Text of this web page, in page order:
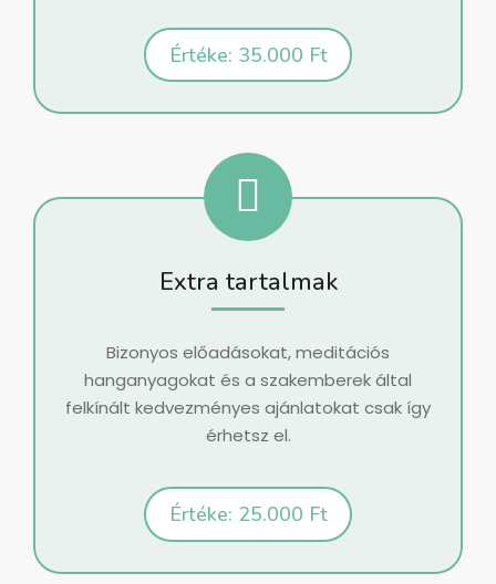
Értéke: 35.000 Ft
Extra tartalmak
Bizonyos előadásokat, meditációs
hanganyagokat és a szakemberek által
felkínált kedvezményes ajánlatokat csak így
érhetsz el.
Értéke: 25.000 Ft